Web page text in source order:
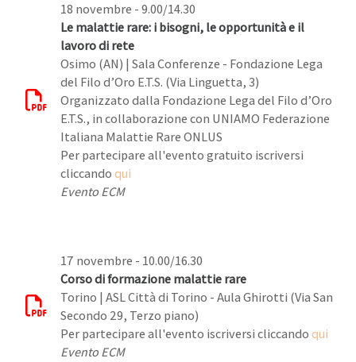
18 novembre - 9.00/14.30
Le malattie rare: i bisogni, le opportunità e il
lavoro di rete
Osimo (AN) | Sala Conferenze - Fondazione Lega
del Filo d’Oro E.T.S. (Via Linguetta, 3)
Organizzato dalla Fondazione Lega del Filo d’Oro
E.T.S., in collaborazione con UNIAMO Federazione
Italiana Malattie Rare ONLUS
Per partecipare all'evento gratuito iscriversi
cliccandoqui
Evento ECM
17 novembre - 10.00/16.30
Corso di formazione malattie rare
Torino | ASL Città di Torino - Aula Ghirotti (Via San
Secondo 29, Terzo piano)
Per partecipare all'evento iscriversi cliccandoqui
Evento ECM